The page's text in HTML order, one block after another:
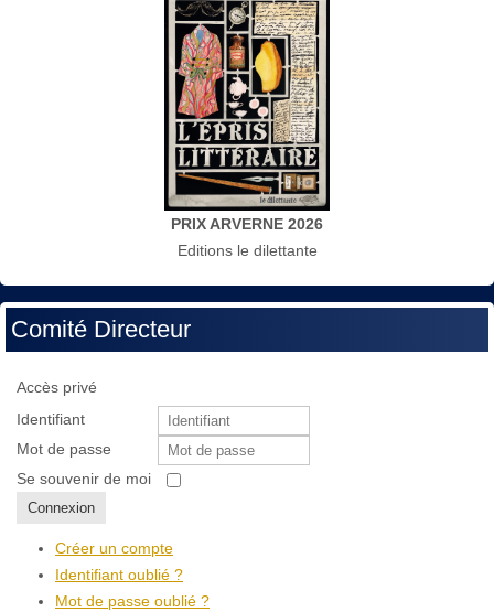
PRIX ARVERNE 2026
Editions le dilettante
Comité Directeur
Accès privé
Identifiant
Mot de passe
Se souvenir de moi
Connexion
Créer un compte
Identifiant oublié ?
Mot de passe oublié ?